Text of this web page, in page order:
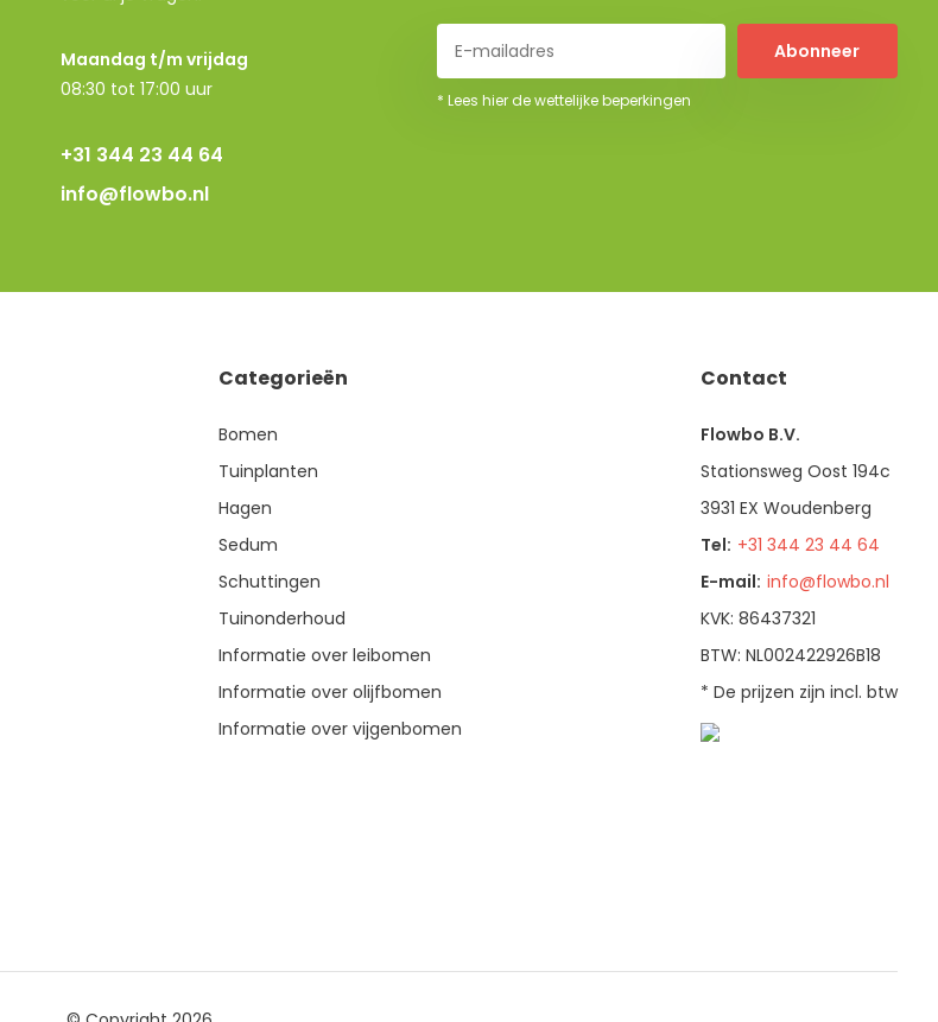
Maandag t/m vrijdag
08:30 tot 17:00 uur
+31 344 23 44 64
info@flowbo.nl
Abonneer
* Lees hier de wettelijke beperkingen
Categorieën
Bomen
Tuinplanten
Hagen
Sedum
Schuttingen
Tuinonderhoud
Informatie over leibomen
Informatie over olijfbomen
Informatie over vijgenbomen
Contact
Flowbo B.V.
Stationsweg Oost 194c
3931 EX Woudenberg
Tel: +31 344 23 44 64
E-mail: info@flowbo.nl
KVK: 86437321
BTW: NL002422926B18
* De prijzen zijn incl. btw